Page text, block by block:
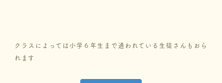
クラスによっては小学６年生まで通われている生徒さんもおら
れます